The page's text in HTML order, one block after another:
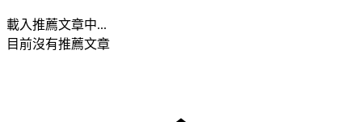
載入推薦文章中...
目前沒有推薦文章